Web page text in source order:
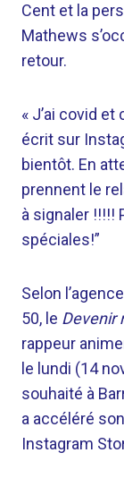
Cent et la
Mathews
retour.
« J’ai covid
écrit sur
bientôt. En
prennent le
à signaler !!!!!
spéciales!”
Selon
50, le Devenir
rappeur
le lundi (14
souhaité à
a accéléré
Instagram